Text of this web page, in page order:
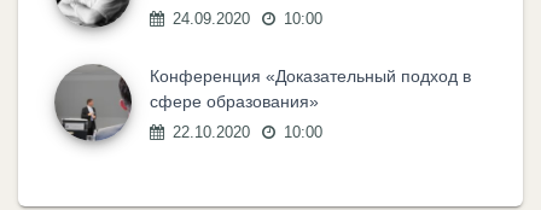
24.09.2020 10:00
Конференция «Доказательный подход в
сфере образования»
22.10.2020 10:00